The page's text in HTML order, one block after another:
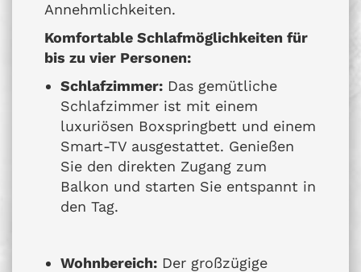
Annehmlichkeiten.
Komfortable Schlafmöglichkeiten für
bis zu vier Personen:
Schlafzimmer: Das gemütliche
Schlafzimmer ist mit einem
luxuriösen Boxspringbett und einem
Smart-TV ausgestattet. Genießen
Sie den direkten Zugang zum
Balkon und starten Sie entspannt in
den Tag.
Wohnbereich: Der großzügige